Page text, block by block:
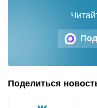
Поделиться